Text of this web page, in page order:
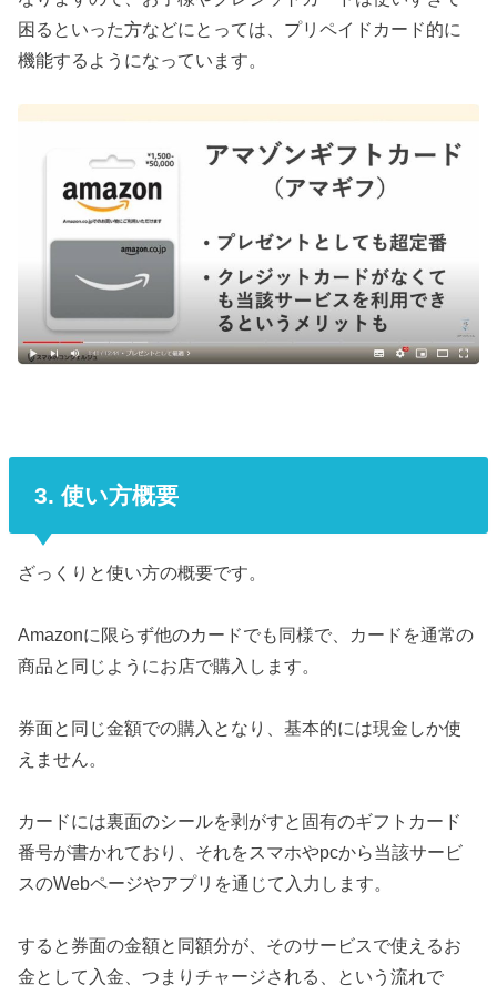
困るといった方などにとっては、プリペイドカード的に
機能するようになっています。
3. 使い方概要
ざっくりと使い方の概要です。
Amazonに限らず他のカードでも同様で、カードを通常の
商品と同じようにお店で購入します。
券面と同じ金額での購入となり、基本的には現金しか使
えません。
カードには裏面のシールを剥がすと固有のギフトカード
番号が書かれており、それをスマホやpcから当該サービ
スのWebページやアプリを通じて入力します。
すると券面の金額と同額分が、そのサービスで使えるお
金として入金、つまりチャージされる、という流れで